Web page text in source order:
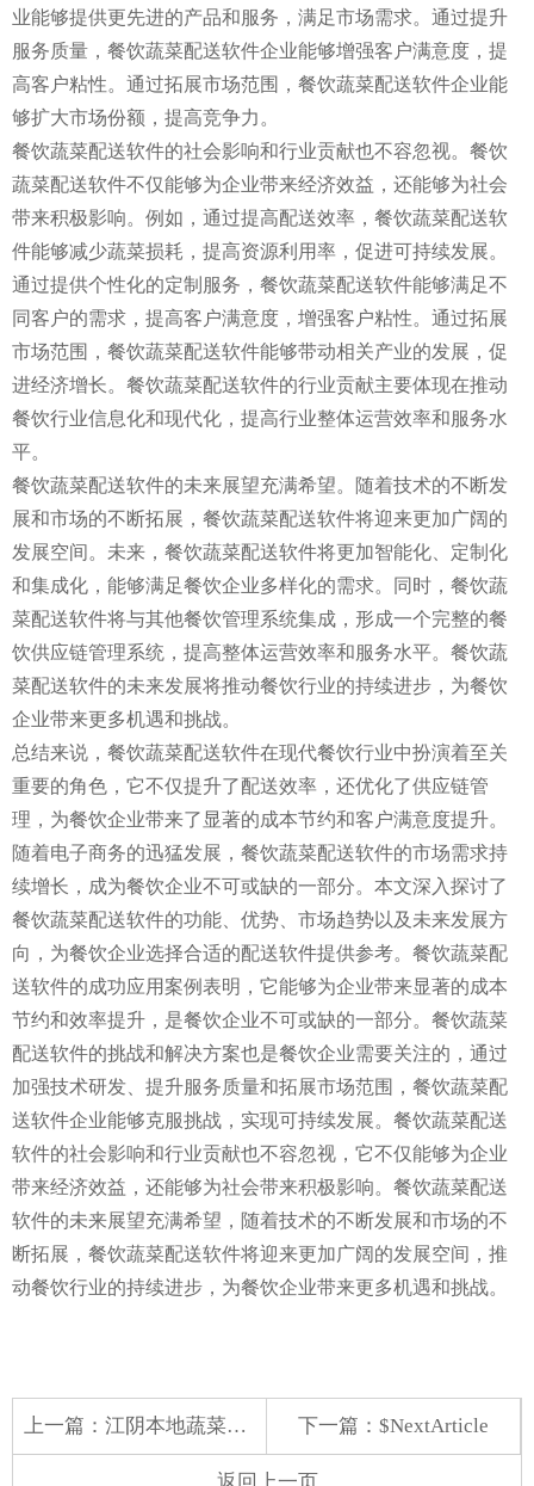
业能够提供更先进的产品和服务，满足市场需求。通过提升
服务质量，餐饮蔬菜配送软件企业能够增强客户满意度，提
高客户粘性。通过拓展市场范围，餐饮蔬菜配送软件企业能
够扩大市场份额，提高竞争力。
餐饮蔬菜配送软件的社会影响和行业贡献也不容忽视。餐饮
蔬菜配送软件不仅能够为企业带来经济效益，还能够为社会
带来积极影响。例如，通过提高配送效率，餐饮蔬菜配送软
件能够减少蔬菜损耗，提高资源利用率，促进可持续发展。
通过提供个性化的定制服务，餐饮蔬菜配送软件能够满足不
同客户的需求，提高客户满意度，增强客户粘性。通过拓展
市场范围，餐饮蔬菜配送软件能够带动相关产业的发展，促
进经济增长。餐饮蔬菜配送软件的行业贡献主要体现在推动
餐饮行业信息化和现代化，提高行业整体运营效率和服务水
平。
餐饮蔬菜配送软件的未来展望充满希望。随着技术的不断发
展和市场的不断拓展，餐饮蔬菜配送软件将迎来更加广阔的
发展空间。未来，餐饮蔬菜配送软件将更加智能化、定制化
和集成化，能够满足餐饮企业多样化的需求。同时，餐饮蔬
菜配送软件将与其他餐饮管理系统集成，形成一个完整的餐
饮供应链管理系统，提高整体运营效率和服务水平。餐饮蔬
菜配送软件的未来发展将推动餐饮行业的持续进步，为餐饮
企业带来更多机遇和挑战。
总结来说，餐饮蔬菜配送软件在现代餐饮行业中扮演着至关
重要的角色，它不仅提升了配送效率，还优化了供应链管
理，为餐饮企业带来了显著的成本节约和客户满意度提升。
随着电子商务的迅猛发展，餐饮蔬菜配送软件的市场需求持
续增长，成为餐饮企业不可或缺的一部分。本文深入探讨了
餐饮蔬菜配送软件的功能、优势、市场趋势以及未来发展方
向，为餐饮企业选择合适的配送软件提供参考。餐饮蔬菜配
送软件的成功应用案例表明，它能够为企业带来显著的成本
节约和效率提升，是餐饮企业不可或缺的一部分。餐饮蔬菜
配送软件的挑战和解决方案也是餐饮企业需要关注的，通过
加强技术研发、提升服务质量和拓展市场范围，餐饮蔬菜配
送软件企业能够克服挑战，实现可持续发展。餐饮蔬菜配送
软件的社会影响和行业贡献也不容忽视，它不仅能够为企业
带来经济效益，还能够为社会带来积极影响。餐饮蔬菜配送
软件的未来展望充满希望，随着技术的不断发展和市场的不
断拓展，餐饮蔬菜配送软件将迎来更加广阔的发展空间，推
动餐饮行业的持续进步，为餐饮企业带来更多机遇和挑战。
上一篇： 江阴本地蔬菜配送价格 下一篇：$NextArticle